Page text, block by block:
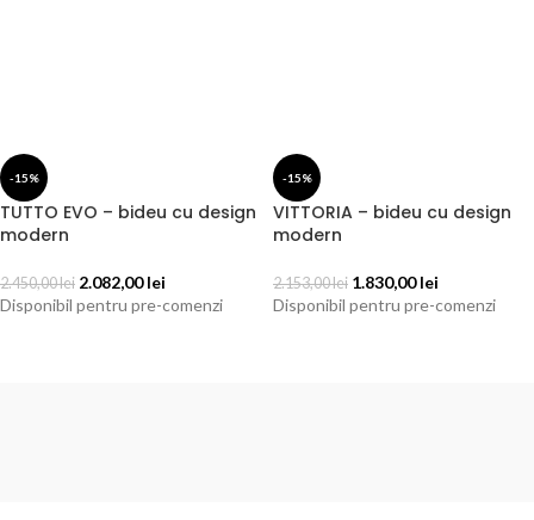
-15%
TUTTO EVO – bideu cu design
modern
2.450,00lei 2.082,00lei
Disponibil pentru pre-comenzi
-15%
VITTORIA – bideu cu design
modern
2.153,00lei 1.830,00lei
Disponibil pentru pre-comenzi